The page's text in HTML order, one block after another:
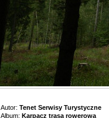
Autor: Tenet Serwisy Turystyczne
Album: Karpacz trasa rowerowa